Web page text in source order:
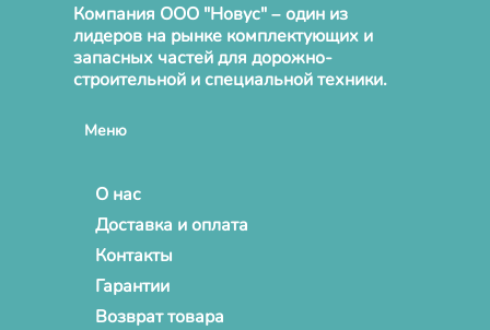
Компания ООО "Новус" – один из
лидеров на рынке комплектующих и
запасных частей для дорожно-
строительной и специальной техники.
Меню
О нас
Доставка и оплата
Контакты
Гарантии
Возврат товара